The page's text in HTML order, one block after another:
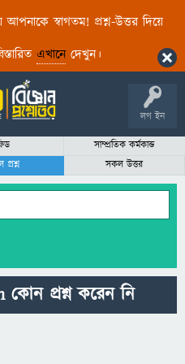
আপনাকে স্বাগতম! প্রশ্ন-উত্তর দিয়ে
এখানেদেখুন।
লগ ইন
সাম্প্রতিক কর্মকান্ড
সকল উত্তর
প্রশ্ন করেন নি